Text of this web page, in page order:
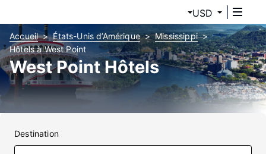
USD
Accueil États-Unis d’Amérique
Mississippi
Hôtels à West Point
West Point Hôtels
Destination